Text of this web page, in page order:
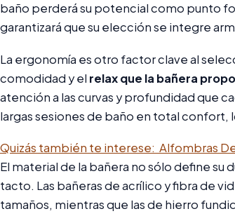
baño perderá su potencial como punto
garantizará que su elección se integre
La ergonomía es otro factor clave al
comodidad y el relax que la bañera
atención a las curvas y profundidad que
largas sesiones de baño en total confort,
Quizás también te interese: Alfombras
El material de la bañera no sólo define su
tacto. Las bañeras de acrílico y fibra de
tamaños, mientras que las de hierro